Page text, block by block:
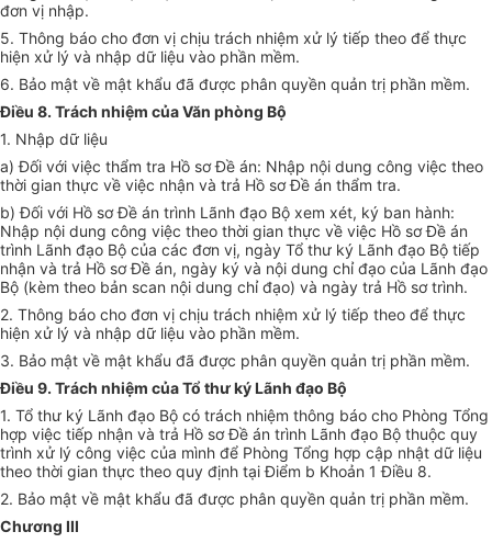
đơn vị nhập.
5. Thông báo cho đơn vị chịu trách nhiệm xử lý tiếp theo để thực
hiện xử lý và nhập dữ liệu vào phần mềm.
6. Bảo mật về mật khẩu đã được phân quyền quản trị phần mềm.
Điều 8. Trách nhiệm của Văn phòng Bộ
1. Nhập dữ liệu
a) Đối với việc thẩm tra Hồ sơ Đề án: Nhập nội dung công việc theo
thời gian thực về việc nhận và trả Hồ sơ Đề án thẩm tra.
b) Đối với Hồ sơ Đề án trình Lãnh đạo Bộ xem xét, ký ban hành:
Nhập nội dung công việc theo thời gian thực về việc Hồ sơ Đề án
trình Lãnh đạo Bộ của các đơn vị, ngày Tổ thư ký Lãnh đạo Bộ tiếp
nhận và trả Hồ sơ Đề án, ngày ký và nội dung chỉ đạo của Lãnh đạo
Bộ (kèm theo bản scan nội dung chỉ đạo) và ngày trả Hồ sơ trình.
2. Thông báo cho đơn vị chịu trách nhiệm xử lý tiếp theo để thực
hiện xử lý và nhập dữ liệu vào phần mềm.
3. Bảo mật về mật khẩu đã được phân quyền quản trị phần mềm.
Điều 9. Trách nhiệm của Tổ thư ký Lãnh đạo Bộ
1. Tổ thư ký Lãnh đạo Bộ có trách nhiệm thông báo cho Phòng Tổng
hợp việc tiếp nhận và trả Hồ sơ Đề án trình Lãnh đạo Bộ thuộc quy
trình xử lý công việc của mình để Phòng Tổng hợp cập nhật dữ liệu
theo thời gian thực theo quy định tại Điểm b Khoản 1 Điều 8.
2. Bảo mật về mật khẩu đã được phân quyền quản trị phần mềm.
Chương III